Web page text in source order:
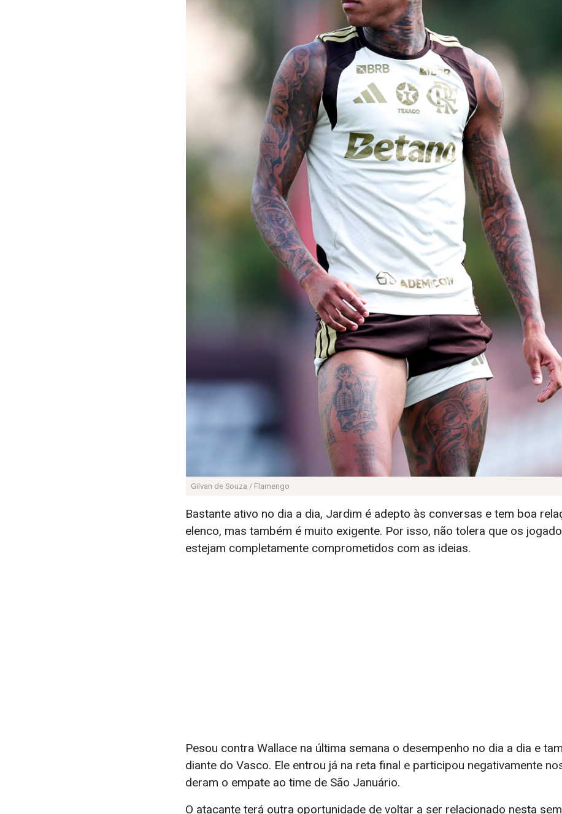
Gilvan de Souza / Flamengo
Bastante ativo no dia a dia, Jardim é adepto às conversas e tem boa
elenco, mas também é muito exigente. Por isso, não tolera que os
estejam completamente comprometidos com as ideias.
Pesou contra Wallace na última semana o desempenho no dia a dia e
diante do Vasco. Ele entrou já na reta final e participou negativamente
deram o empate ao time de São Januário.
O atacante terá outra oportunidade de voltar a ser relacionado nesta